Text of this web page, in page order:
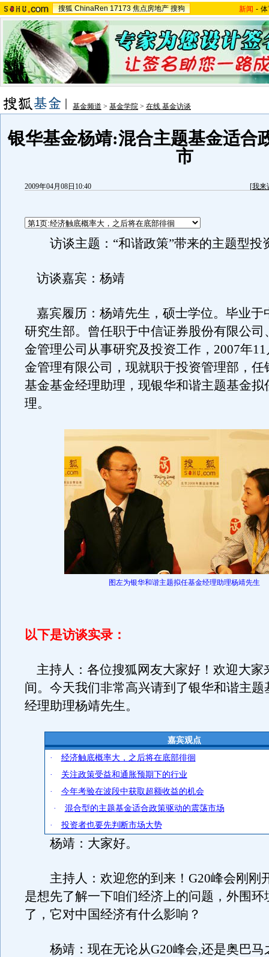
搜狐 ChinaRen 17173 焦点房地产 搜狗 新闻 -
基金频道 > 基金学院 > 在线 基金访谈
银华基金杨靖:混合主题基金适合
市
2009年04月08日10:40 [我来
访谈主题：“和谐政策”带来的主题型投
访谈嘉宾：杨靖
嘉宾履历：杨靖先生，硕士学位。毕业于
研究生部。曾任职于中信证券股份有限公司
金管理公司从事研究及投资工作，2007年
金管理有限公司，现就职于投资管理部，任
基金基金经理助理，现银华和谐主题基金拟
理。
图左为银华和谐主题拟任基金经理助理杨靖先生
以下是访谈实录：
主持人：各位搜狐网友大家好！欢迎大家
间。今天我们非常高兴请到了银华和谐主题
经理助理杨靖先生。
嘉宾观点
· 经济触底概率大，之后将在底部徘徊
· 关注政策受益和通胀预期下的行业
· 今年考验在波段中获取超额收益的机会
· 混合型的主题基金适合政策驱动的震荡市场
· 投资者也要先判断市场大势
杨靖：大家好。
主持人：欢迎您的到来！G20峰会刚刚
是想先了解一下咱们经济上的问题，外围环
了，它对中国经济有什么影响？
杨靖：现在无论从G20峰会,还是奥巴马